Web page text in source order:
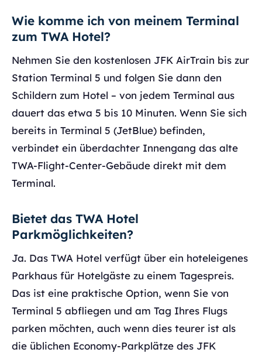
Wie komme ich von meinem Terminal
zum TWA Hotel?
Nehmen Sie den kostenlosen JFK AirTrain bis zur
Station Terminal 5 und folgen Sie dann den
Schildern zum Hotel – von jedem Terminal aus
dauert das etwa 5 bis 10 Minuten. Wenn Sie sich
bereits in Terminal 5 (JetBlue) befinden,
verbindet ein überdachter Innengang das alte
TWA-Flight-Center-Gebäude direkt mit dem
Terminal.
Bietet das TWA Hotel
Parkmöglichkeiten?
Ja. Das TWA Hotel verfügt über ein hoteleigenes
Parkhaus für Hotelgäste zu einem Tagespreis.
Das ist eine praktische Option, wenn Sie von
Terminal 5 abfliegen und am Tag Ihres Flugs
parken möchten, auch wenn dies teurer ist als
die üblichen Economy-Parkplätze des JFK